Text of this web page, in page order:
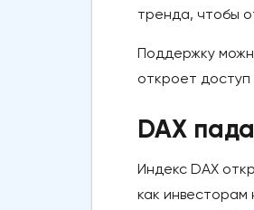
тренда, чтобы
Поддержку
откроет доступ
DAX
Индекс DAX
как инвесторам